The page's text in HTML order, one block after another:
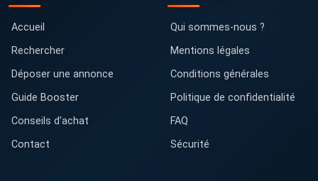
Accueil
Rechercher
Déposer une annonce
Guide Booster
Conseils d'achat
Contact
Qui sommes-nous ?
Mentions légales
Conditions générales
Politique de confidentialité
FAQ
Sécurité